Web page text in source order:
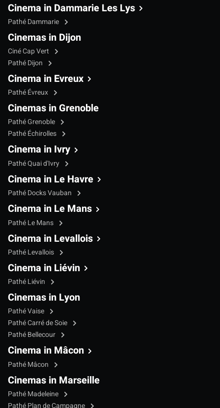
Cinema in Dammarie Les Lys
Pathé Dammarie
Cinemas in Dijon
Ciné Cap Vert
Pathé Dijon
Cinema in Evreux
Pathé Évreux
Cinemas in Grenoble
Pathé Grenoble
Pathé Échirolles
Cinema in Ivry
Pathé Quai d'Ivry
Cinema in Le Havre
Pathé Docks Vauban
Cinema in Le Mans
Pathé Le Mans
Cinema in Levallois
Pathé Levallois
Cinema in Liévin
Pathé Liévin
Cinemas in Lyon
Pathé Vaise
Pathé Carré de Soie
Pathé Bellecour
Cinema in Mâcon
Pathé Mâcon
Cinemas in Marseille
Pathé Madeleine
Pathé Plan de Campagne